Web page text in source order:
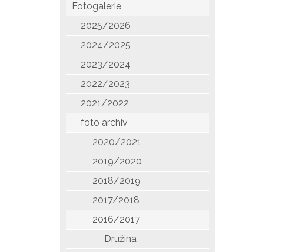
Fotogalerie
2025/2026
2024/2025
2023/2024
2022/2023
2021/2022
foto archiv
2020/2021
2019/2020
2018/2019
2017/2018
2016/2017
Družina